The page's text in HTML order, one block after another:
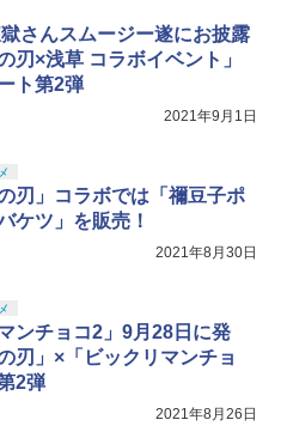
さんスムージー遂にお披露
刃×浅草 コラボイベント」
ト第2弾
2021年9月1日
刃」コラボでは「禰豆子ポ
ケツ」を販売！
2021年8月30日
ンチョコ2」9月28日に発
刃」×「ビックリマンチョ
2弾
2021年8月26日